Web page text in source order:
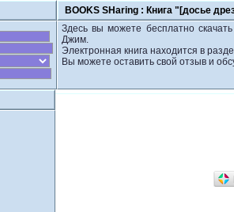
BOOKS SHaring : Книга "[досье
Здесь вы можете бесплатно
Джим.
Электронная книга находится в
Вы можете оставить свой отзыв и